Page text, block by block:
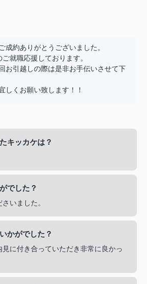
成約ありがとうございました。
就職応援しております。
お引越しの際は是非お手伝いさせて下
しくお願い致します！！
キッカケは？
でした？
いました。
かがでした？
に付き合っていただき非常に良かっ